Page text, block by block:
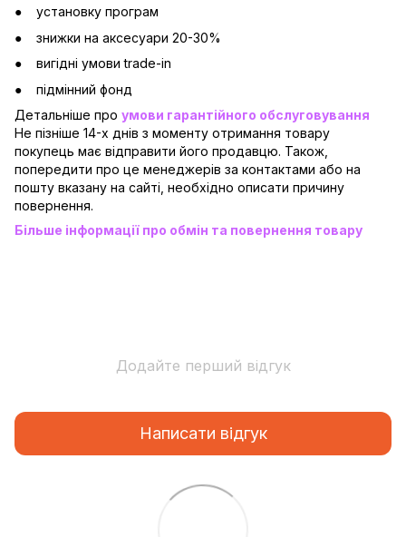
установку програм
знижки на аксесуари 20-30%
вигідні умови trade-in
підмінний фонд
Детальніше про умови гарантійного обслуговування
Не пізніше 14-х днів з моменту отримання товару
покупець має відправити його продавцю. Також,
попередити про це менеджерів за контактами або на
пошту вказану на сайті, необхідно описати причину
повернення.
Більше інформації про обмін та повернення товару
Додайте перший відгук
Написати відгук